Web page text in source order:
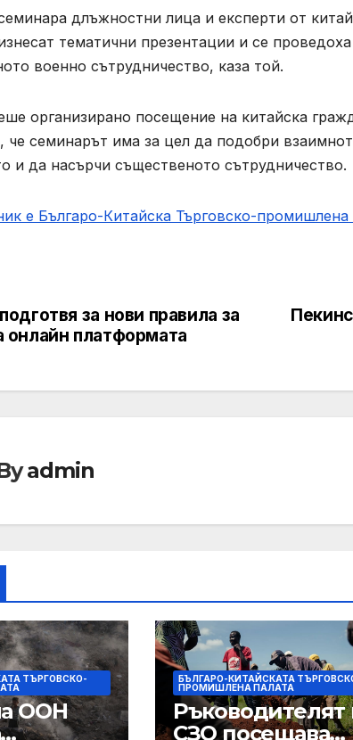
длъжностни лица и експерти от
тематични презентации и се
военно сътрудничество, каза той.
организирано посещение на китайска
че семинарът има за цел да подобри
и да насърчи същественото сътрудничество.
е Българо-Китайска Търговско-промишлена
за нови правила за
онлайн платформата
admin
ТЪРГОВСКО-
ООН
БЪЛГАРО-КИТАЙСКАТА
ПРОМИШЛЕНА ПАЛАТА
Ръководителят
СЗО посещава